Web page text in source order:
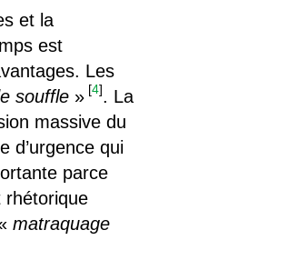
et la
est
Les
souffle » [4]. La
massive du
d’urgence qui
parce
rhétorique
matraquage